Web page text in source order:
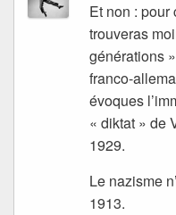
Et non : pour
trouveras
générations
franco-
évoques
« diktat » de
1929.
Le nazisme
1913.